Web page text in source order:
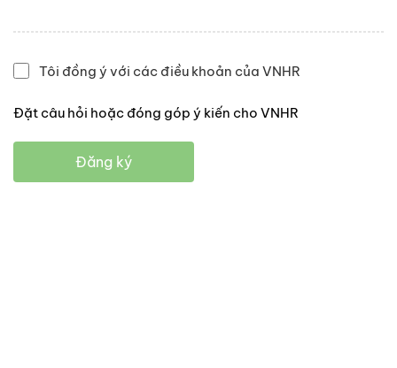
Tôi đồng ý với các điều khoản của VNHR
Đặt câu hỏi hoặc đóng góp ý kiến cho VNHR
Đăng ký